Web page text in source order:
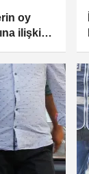
oy
ilişkin